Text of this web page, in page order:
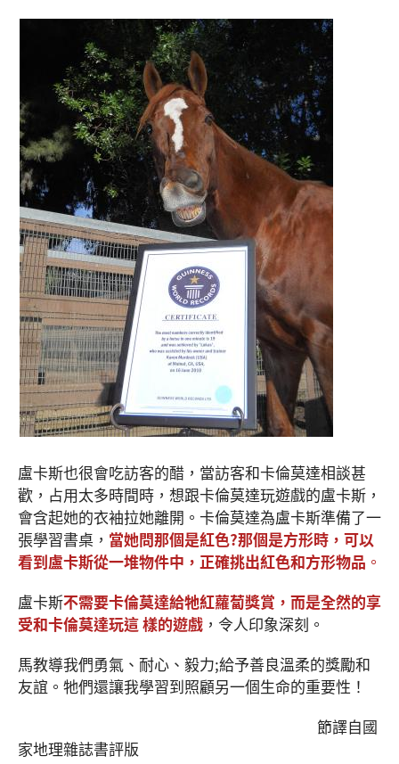
盧卡斯也很會吃訪客的醋，當訪客和卡倫莫達相談甚
歡，占用太多時間時，想跟卡倫莫達玩遊戲的盧卡斯，
會含起她的衣袖拉她離開。卡倫莫達為盧卡斯準備了一
張學習書桌， 當她問那個是紅色?那個是方形時，可以
看到盧卡斯從一堆物件中，正確挑出紅色和方形物品 。
盧卡斯不需要卡倫莫達給牠紅蘿蔔獎賞，而是全然的享
受和卡倫莫達玩這 樣的遊戲 ，令人印象深刻。
馬教導我們勇氣、耐心、毅力;給予善良溫柔的獎勵和
友誼。牠們還讓我學習到照顧另一個生命的重要性！
節譯自國
家地理雜誌書評版